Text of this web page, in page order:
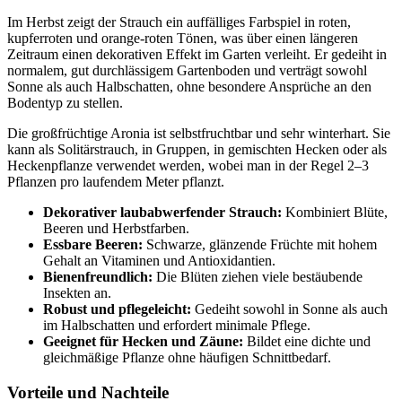
Im Herbst zeigt der Strauch ein auffälliges Farbspiel in roten,
kupferroten und orange-roten Tönen, was über einen längeren
Zeitraum einen dekorativen Effekt im Garten verleiht. Er gedeiht in
normalem, gut durchlässigem Gartenboden und verträgt sowohl
Sonne als auch Halbschatten, ohne besondere Ansprüche an den
Bodentyp zu stellen.
Die großfrüchtige Aronia ist selbstfruchtbar und sehr winterhart. Sie
kann als Solitärstrauch, in Gruppen, in gemischten Hecken oder als
Heckenpflanze verwendet werden, wobei man in der Regel 2–3
Pflanzen pro laufendem Meter pflanzt.
Dekorativer laubabwerfender Strauch: Kombiniert Blüte,
Beeren und Herbstfarben.
Essbare Beeren: Schwarze, glänzende Früchte mit hohem
Gehalt an Vitaminen und Antioxidantien.
Bienenfreundlich: Die Blüten ziehen viele bestäubende
Insekten an.
Robust und pflegeleicht: Gedeiht sowohl in Sonne als auch
im Halbschatten und erfordert minimale Pflege.
Geeignet für Hecken und Zäune: Bildet eine dichte und
gleichmäßige Pflanze ohne häufigen Schnittbedarf.
Vorteile und Nachteile